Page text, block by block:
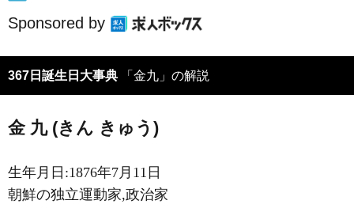
Sponsored by
367日誕生日大事典 「金九」の解説
金 九 (きん きゅう)
生年月日:1876年7月11日
朝鮮の独立運動家,政治家